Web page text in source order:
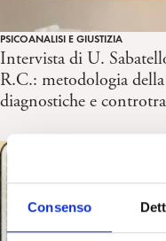
Consenso
PSICOANALISI E GIUSTIZIA
Intervista di U.
R.C.: metodologia
diagnostiche e